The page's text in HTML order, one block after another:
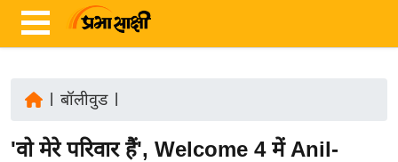
ज़ा
बॉलीवुड|
'वो मेरे परिवार हैं', Welcome 4 में Anil-